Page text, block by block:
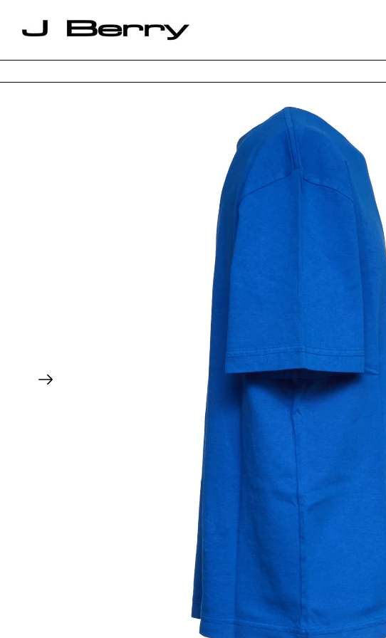
SALDI